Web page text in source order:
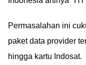
Permasalahan ini
paket data provider
hingga kartu Indosat.